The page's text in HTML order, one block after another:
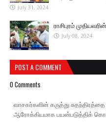
July 31, 2024
ராசிபுரம்
July 08, 2024
POST A COMMENT
0 Comments
வாசகர்களின் கருத்து
ஆரோக்கியமாக பயன்படுத்திக்